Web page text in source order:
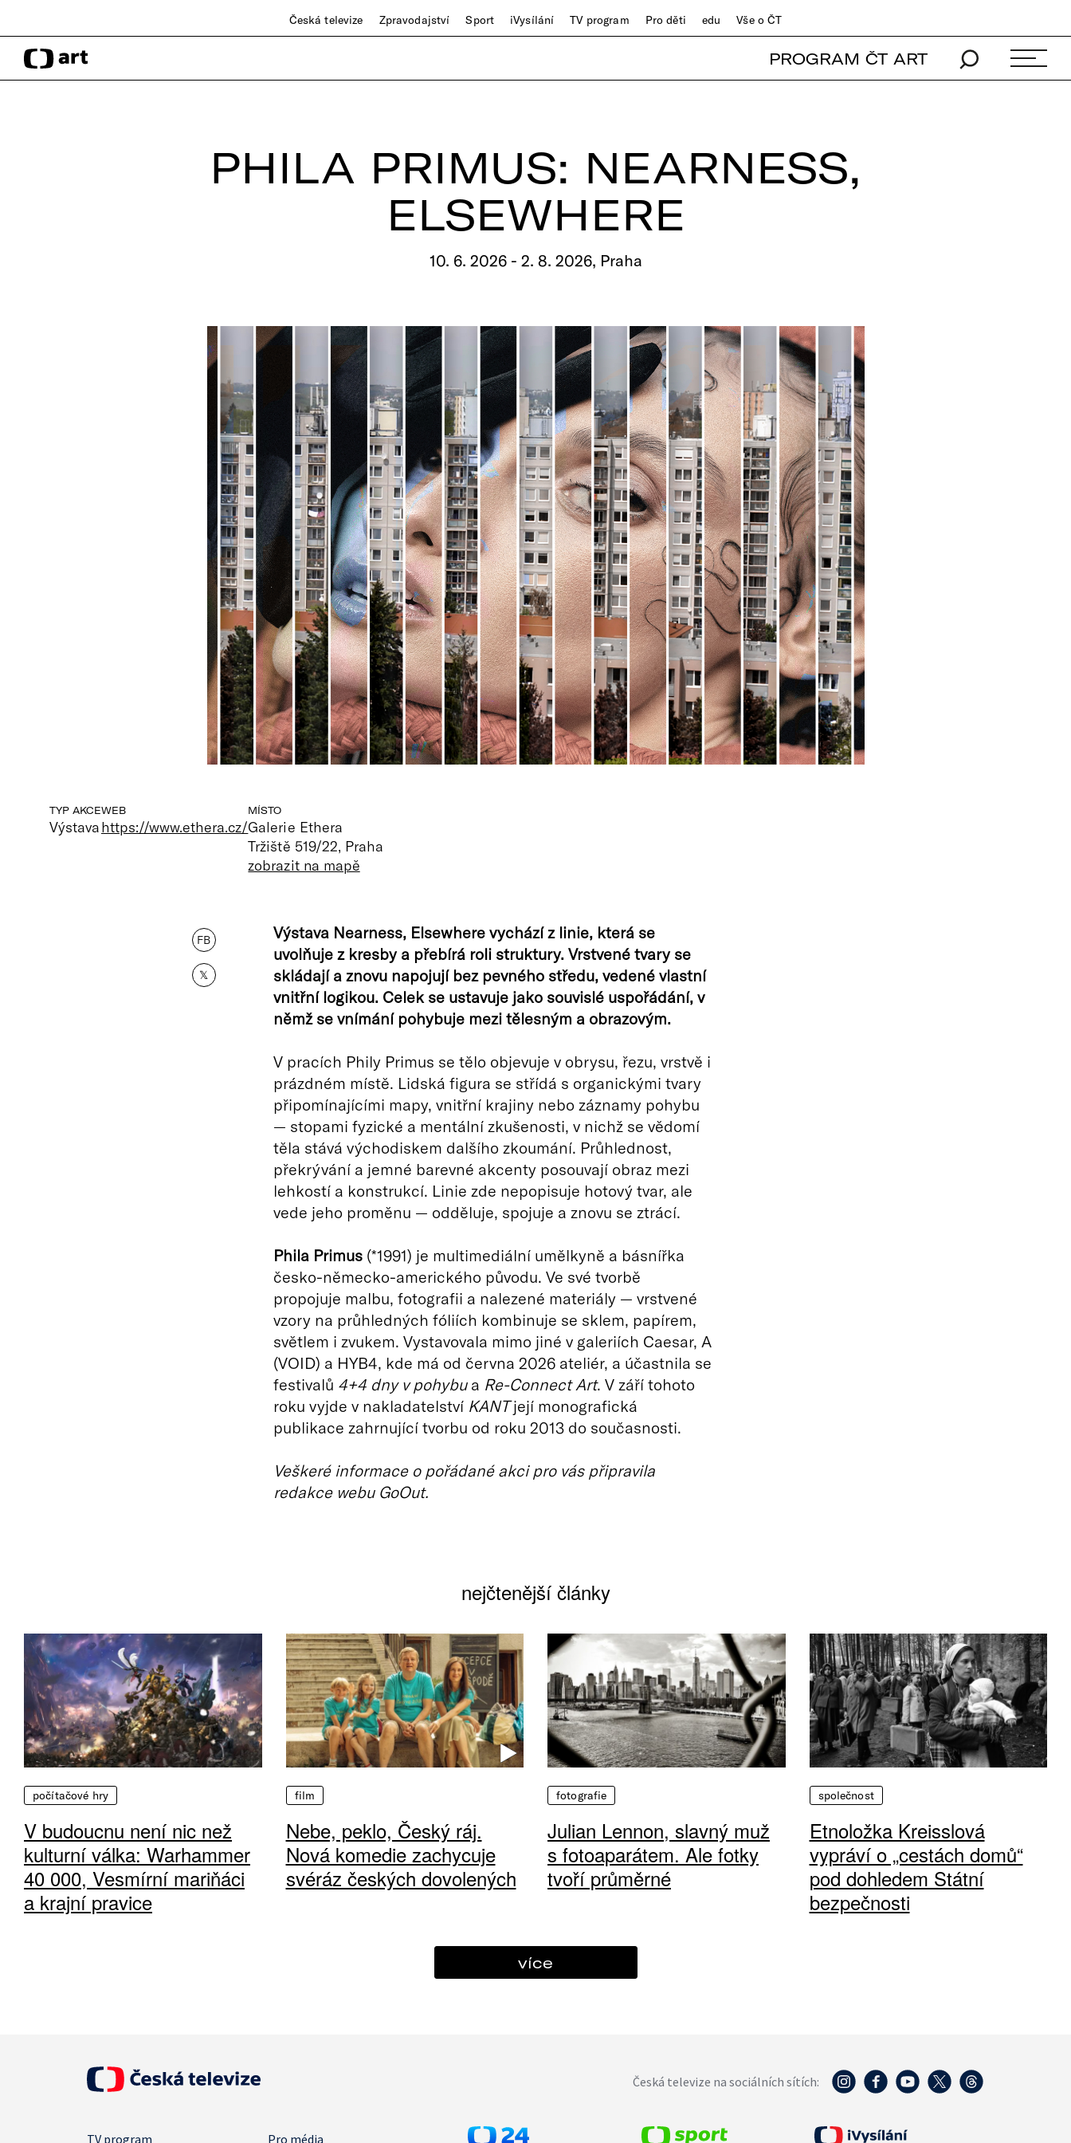
Česká televize Zpravodajství Sport iVysílání TV program Pro děti edu Vše o ČT
PROGRAM ČT ART
PHILA PRIMUS: NEARNESS,
ELSEWHERE
10. 6. 2026 - 2. 8. 2026, Praha
TYP AKCE
Výstava
WEB
https://www.ethera.cz/
MÍSTO
Galerie Ethera
Tržiště 519/22, Praha
zobrazit na mapě
FB
𝕏
Výstava Nearness, Elsewhere vychází z linie, která se
uvolňuje z kresby a přebírá roli struktury. Vrstvené tvary se
skládají a znovu napojují bez pevného středu, vedené vlastní
vnitřní logikou. Celek se ustavuje jako souvislé uspořádání, v
němž se vnímání pohybuje mezi tělesným a obrazovým.
V pracích Phily Primus se tělo objevuje v obrysu, řezu, vrstvě i
prázdném místě. Lidská figura se střídá s organickými tvary
připomínajícími mapy, vnitřní krajiny nebo záznamy pohybu
— stopami fyzické a mentální zkušenosti, v nichž se vědomí
těla stává východiskem dalšího zkoumání. Průhlednost,
překrývání a jemné barevné akcenty posouvají obraz mezi
lehkostí a konstrukcí. Linie zde nepopisuje hotový tvar, ale
vede jeho proměnu — odděluje, spojuje a znovu se ztrácí.
Phila Primus(*1991) je multimediální umělkyně a básnířka
česko-německo-amerického původu. Ve své tvorbě
propojuje malbu, fotografii a nalezené materiály — vrstvené
vzory na průhledných fóliích kombinuje se sklem, papírem,
světlem i zvukem. Vystavovala mimo jiné v galeriích Caesar, A
(VOID) a HYB4, kde má od června 2026 ateliér, a účastnila se
festivalů 4+4 dny v pohybua Re-Connect Art. V září tohoto
roku vyjde v nakladatelství KANTjejí monografická
publikace zahrnující tvorbu od roku 2013 do současnosti.
Veškeré informace o pořádané akci pro vás připravila
redakce webu GoOut.
nejčtenější články
počítačové hry
V budoucnu není nic než
kulturní válka: Warhammer
40 000, Vesmírní mariňáci
a krajní pravice
film
Nebe, peklo, Český ráj.
Nová komedie zachycuje
svéráz českých dovolených
fotografie
Julian Lennon, slavný muž
s fotoaparátem. Ale fotky
tvoří průměrné
společnost
Etnoložka Kreisslová
vypráví o „cestách domů“
pod dohledem Státní
bezpečnosti
více
Česká televize na sociálních sítích:
TV program Pro média